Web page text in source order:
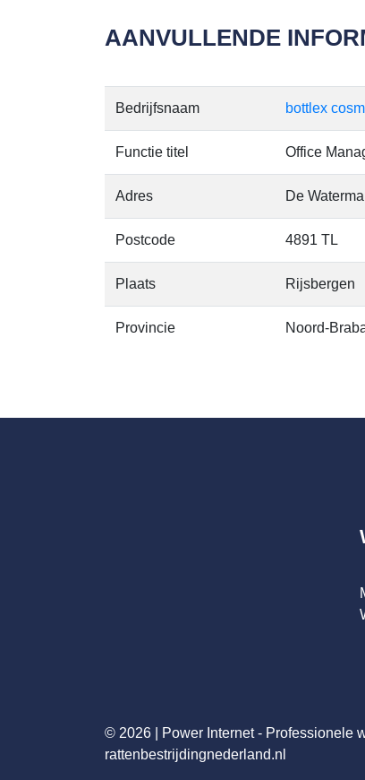
AANVULLENDE
Bedrijfsnaam bottlex
Functie titel Office
Adres De
Postcode 4891 TL
Plaats Rijsbergen
Provincie Noord-
© 2026 | Power Internet - Professionele
rattenbestrijdingnederland.nl